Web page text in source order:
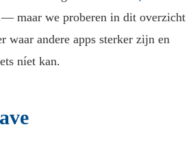
maar we proberen in dit overzicht
waar andere apps sterker zijn en
níet kan.